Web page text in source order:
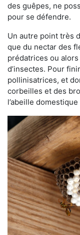
des guêpes, ne
pour se défendre.
Un autre point très
que du nectar des
prédatrices ou
d’insectes. Pour
pollinisatrices, et
corbeilles et des
l’abeille